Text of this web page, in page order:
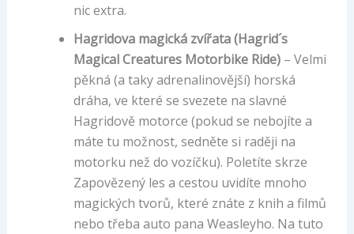
nic extra.
Hagridova magická zvířata (Hagrid´s
Magical Creatures Motorbike Ride) – Velmi
pěkná (a taky adrenalinovější) horská
dráha, ve které se svezete na slavné
Hagridově motorce (pokud se nebojíte a
máte tu možnost, sedněte si raději na
motorku než do vozíčku). Poletíte skrze
Zapovězený les a cestou uvidíte mnoho
magických tvorů, které znáte z knih a filmů
nebo třeba auto pana Weasleyho. Na tuto